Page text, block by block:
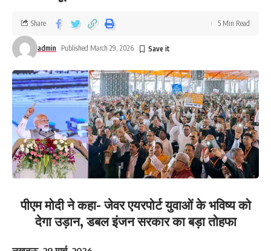
admin Published March 29, 2026
Share 5 Min Read
पीएम मोदी ने कहा- जेवर एयरपोर्ट युवाओं के भविष्य को
देगा उड़ान, डबल इंजन सरकार का बड़ा तोहफा